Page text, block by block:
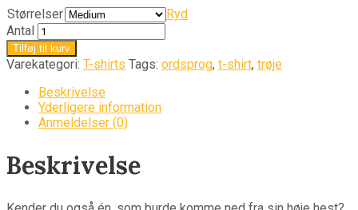
Størrelser
Ryd
Antal
Tilføj til kurv
Varekategori: T-shirts Tags: ordsprog, t-shirt, trøje
Beskrivelse
Yderligere information
Anmeldelser (0)
Beskrivelse